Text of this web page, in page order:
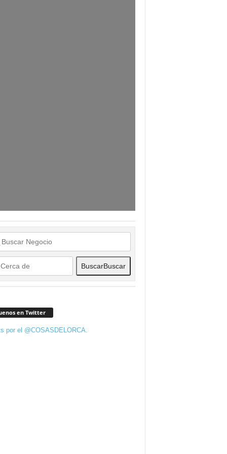
BuscarBuscar
en Twitter
por el @COSASDELORCA.